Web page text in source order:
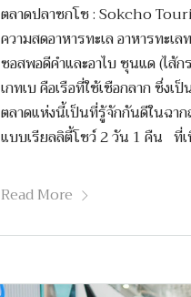
ตลาดปลาซกโช : Sokcho
ความสดอาหารทะเล อาหารทะเ
ซอสพอดีคำและอาไบ ซุนแด (ไส้
เกทเบ คือเรือที่ใช้เชือกลาก ซึ่ง
ตลาดแห่งนี้เป็นที่รู้จักกันดีในฉา
แบบเรียลลิตี้โชว์ 2 วัน 1 คืน ที่
Read More